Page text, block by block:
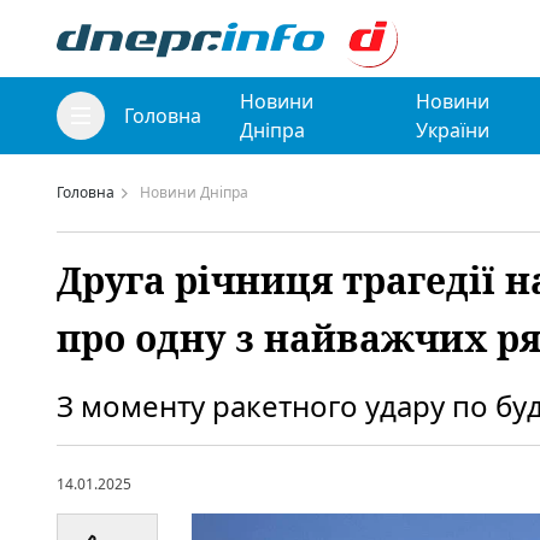
Головна
Новини
Дніпра
Новини
України
Головна Новини Дніпра
Друга річниця трагедії
про одну з найважчих
З моменту ракетного удару по
14.01.2025